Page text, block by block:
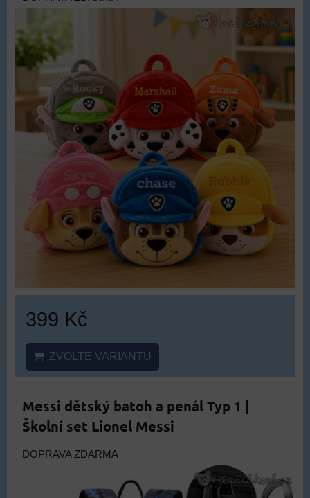
399 Kč
ZVOLTE VARIANTU
Messi dětský batoh a penál Typ 1 |
Školní set Lionel Messi
DOPRAVA ZDARMA